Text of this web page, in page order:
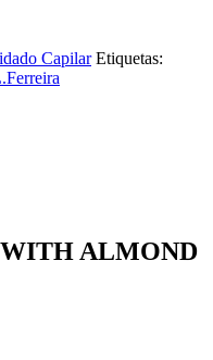
Capilar Etiquetas:
ALMOND